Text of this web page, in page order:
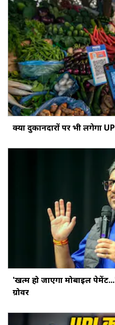
क्‍या दुकानदारों पर भी लगेगा
'खत्‍म हो जाएगा मोबाइल
ग्रोवर